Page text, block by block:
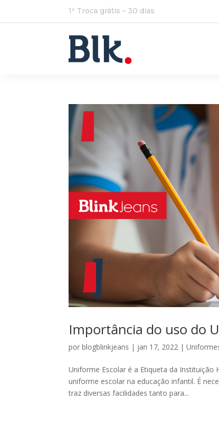
1ª Troca grátis – 30 dias
Importância do uso do
porblogblinkjeans | jan 17, 2022 |
Uniforme Escolar é a Etiqueta da
uniforme escolar na educação infantil. É
traz diversas facilidades tanto para...